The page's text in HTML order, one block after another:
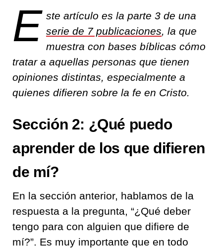
E ste artículo es la parte 3 de una
serie de 7 publicaciones , la que
muestra con bases bíblicas cómo
tratar a aquellas personas que tienen
opiniones distintas, especialmente a
quienes difieren sobre la fe en Cristo.
Sección 2: ¿Qué puedo
aprender de los que difieren
de mí?
En la sección anterior, hablamos de la
respuesta a la pregunta , “¿Qué deber
tengo para con alguien que difiere de
mí?” Es muy importante que en todo